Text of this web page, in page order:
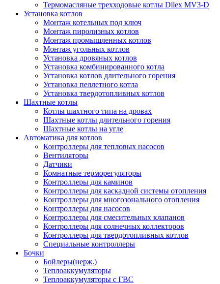
Термомасляные трехходовые котлы Dilex MV3-D
Установка котлов
Монтаж котельных под ключ
Монтаж пиролизных котлов
Монтаж промышленных котлов
Монтаж угольных котлов
Установка дровяных котлов
Установка комбинированного котла
Установка котлов длительного горения
Установка пеллетного котла
Установка твердотопливных котлов
Шахтные котлы
Котлы шахтного типа на дровах
Шахтные котлы длительного горения
Шахтные котлы на угле
Автоматика для котлов
Контроллеры для тепловых насосов
Вентиляторы
Датчики
Комнатные терморегуляторы
Контроллеры для каминов
Контроллеры для каскадной системы отопления
Контроллеры для многозонального отопления
Контроллеры для насосов
Контроллеры для смесительных клапанов
Контроллеры для солнечных коллекторов
Контроллеры для твердотопливных котлов
Специальные контроллеры
Бочки
Бойлеры(нерж.)
Теплоаккумуляторы
Теплоаккумуляторы с ГВС